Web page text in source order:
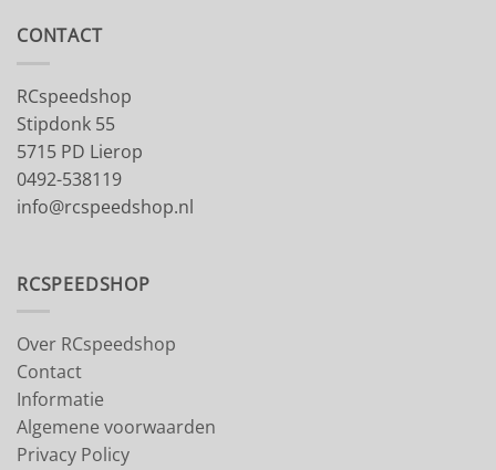
CONTACT
RCspeedshop
Stipdonk 55
5715 PD Lierop
0492-538119
info@rcspeedshop.nl
RCSPEEDSHOP
Over RCspeedshop
Contact
Informatie
Algemene voorwaarden
Privacy Policy